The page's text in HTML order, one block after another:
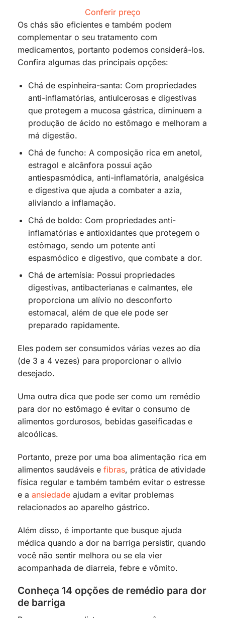
Conferir preço
Os chás são eficientes e também podem
complementar o seu tratamento com
medicamentos, portanto podemos considerá-los.
Confira algumas das principais opções:
Chá de espinheira-santa: Com propriedades
anti-inflamatórias, antiulcerosas e digestivas
que protegem a mucosa gástrica, diminuem a
produção de ácido no estômago e melhoram a
má digestão.
Chá de funcho: A composição rica em anetol,
estragol e alcânfora possui ação
antiespasmódica, anti-inflamatória, analgésica
e digestiva que ajuda a combater a azia,
aliviando a inflamação.
Chá de boldo: Com propriedades anti-
inflamatórias e antioxidantes que protegem o
estômago, sendo um potente anti
espasmódico e digestivo, que combate a dor.
Chá de artemísia: Possui propriedades
digestivas, antibacterianas e calmantes, ele
proporciona um alívio no desconforto
estomacal, além de que ele pode ser
preparado rapidamente.
Eles podem ser consumidos várias vezes ao dia
(de 3 a 4 vezes) para proporcionar o alívio
desejado.
Uma outra dica que pode ser como um remédio
para dor no estômago é evitar o consumo de
alimentos gordurosos, bebidas gaseificadas e
alcoólicas.
Portanto, preze por uma boa alimentação rica em
alimentos saudáveis e fibras, prática de atividade
física regular e também também evitar o estresse
e a ansiedade ajudam a evitar problemas
relacionados ao aparelho gástrico.
Além disso, é importante que busque ajuda
médica quando a dor na barriga persistir, quando
você não sentir melhora ou se ela vier
acompanhada de diarreia, febre e vômito.
Conheça 14 opções de remédio para dor
de barriga